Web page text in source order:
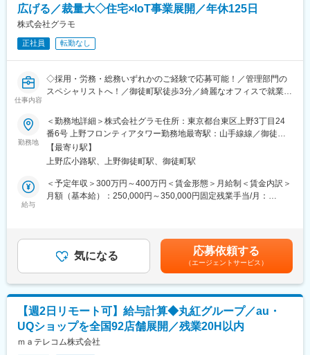
■当社について：
◇当社の社風は「挑戦」「変化対応」となっており、ボトムアッ
プでの積極提案やトップダウンでの方針変更などスピード感のあ
る会社です。
◇こういった環境の中でキャリアアップしたい、スキルの幅を広
げたい、自分の経験を活かしたいという方を歓迎します。
変更の範囲：会社の定める業務
当社では営業職、開発エンジニア、事務管理スタッフ、電気工
事、製造物流など幅広い職種の採用を行っているため、前職のご
経験を活かしスキルアップが叶えられる環境です。
■やりがい：
東北にとどまらず、全国でも注目されている当社にて採用活動を
■働く環境について：
◎メンバー：仙台6名・東京1名の7名チームです。男女比（５：
５）平均年齢：34歳
◎環境：今回募集の青葉ビルでは【仙台駅徒歩5分】と好立地で
す。ビルには無料のドリンクバーやスープバーがあり、朝活推進
でパック米の無料配布など充実した福利厚生です。
んなものがあれば便利なのに…」「こんな商品ないの？」という
顧客の声をワンストップで具現化できる世界屈指の生活提案型企
業です。日本全国に流通されていますので気がついたら普段使用
為に、様々なポジションにおいて「プロ」の強化が急務であると
考え現在、積極的な中途採用をスタートしました。
変更の範囲：会社の定める業務
広げる／裁量大◇住宅×IoT事業展開／年休125日
株式会社グラモ
正社員 転勤なし
仕事内容
◇採用・労務・総務いずれかのご経験で応募可能！／管理部門の
スペシャリストへ！／御徒町駅徒歩3分／綺麗なオフィスで就業◇
■業務内容
経営管理部の一員として、採用事務および労務補助を中心にバッ
クオフィス業務を担当していただきます。
入社後はOJTでしっかりフォローし、できる業務から段階的にお
任せするため、未経験領域がある方も安心してスタートできる環
境です。
（1）採用事務
・入社書類の回収・確認
※面接は現場・役員が実施
・勤怠データの確認
上記を中心に、総務業務（備品管理、来客対応など）も担当いた
勤務地
＜勤務地詳細＞株式会社グラモ住所：東京都台東区上野3丁目24
番6号 上野フロンティアタワー勤務地最寄駅：山手線線／御徒町
駅受動喫煙対策：屋内全面禁煙変更の範囲：会社の定める事業所
【最寄り駅】
上野広小路駅、上野御徒町駅、御徒町駅
給与
＜予定年収＞300万円～400万円＜賃金形態＞月給制＜賃金内訳＞
月額（基本給）：250,000円～350,000円固定残業手当/月：
でも目安の金額であり、選考を通じて上下する可能性がありま
す。月給(月額)は固定手当を含めた表記です。
気になる 応募依頼する
（エージェントサービス）
【週2日リモート可】給与計算◆丸紅グループ／au・
UQショップを全国92店舗展開／残業20H以内
ｍａテレコム株式会社